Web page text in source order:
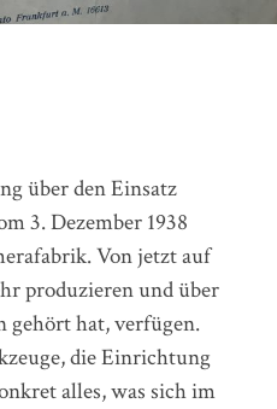
über den Einsatz
3. Dezember 1938
Von jetzt auf
produzieren und über
gehört hat, verfügen.
die Einrichtung
alles, was sich im